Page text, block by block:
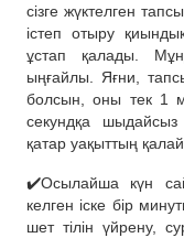
сізге жүктелген
істеп отыру
ұстап қалады.
ыңғайлы. Яғни,
болсын, оны тек 1
секундқа
қатар уақыттың
✔️Осылайша күн
келген іске бір
шет тілін үйрену,